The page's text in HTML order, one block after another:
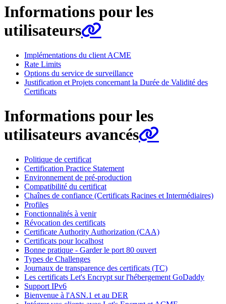
Informations pour les
utilisateurs
Implémentations du client ACME
Rate Limits
Options du service de surveillance
Justification et Projets concernant la Durée de Validité des
Certificats
Informations pour les
utilisateurs avancés
Politique de certificat
Certification Practice Statement
Environnement de pré-production
Compatibilité du certificat
Chaînes de confiance (Certificats Racines et Intermédiaires)
Profiles
Fonctionnalités à venir
Révocation des certificats
Certificate Authority Authorization (CAA)
Certificats pour localhost
Bonne pratique - Garder le port 80 ouvert
Types de Challenges
Journaux de transparence des certificats (TC)
Les certificats Let's Encrypt sur l'hébergement GoDaddy
Support IPv6
Bienvenue à l'ASN.1 et au DER